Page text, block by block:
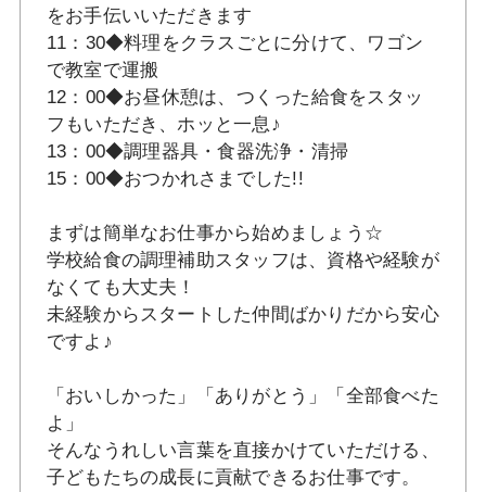
をお手伝いいただきます
11：30◆料理をクラスごとに分けて、ワゴン
で教室で運搬
12：00◆お昼休憩は、つくった給食をスタッ
フもいただき、ホッと一息♪
13：00◆調理器具・食器洗浄・清掃
15：00◆おつかれさまでした!!
まずは簡単なお仕事から始めましょう☆
学校給食の調理補助スタッフは、資格や経験が
なくても大丈夫！
未経験からスタートした仲間ばかりだから安心
ですよ♪
「おいしかった」「ありがとう」「全部食べた
よ」
そんなうれしい言葉を直接かけていただける、
子どもたちの成長に貢献できるお仕事です。